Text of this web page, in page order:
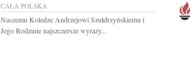
CAŁA POLSKA
Naszemu Koledze Andrzejowi Szułdrzyńskiemu i
Jego Rodzinie najszczersze wyrazy...